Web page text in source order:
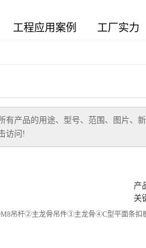
工程应用案例 工厂实力
有产品的用途、型号、范围、图片、
访问!
产
关
吊杆②主龙骨吊件③主龙骨④C型平面条